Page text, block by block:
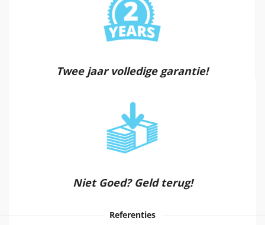
Twee jaar volledige garantie!
Niet Goed? Geld terug!
Referenties